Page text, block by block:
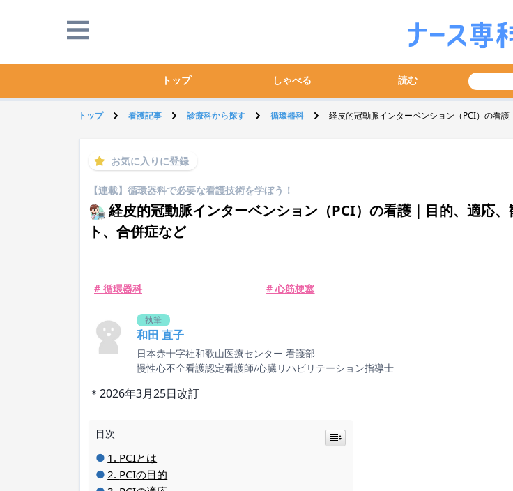
トップ しゃべる 読む
トップ 看護記事 診療科から探す 循環器科 経皮的冠動脈インターベンション（PCI）の看
お気に入りに登録
【連載】循環器科で必要な看護技術を学ぼう！
経皮的冠動脈インターベンション（PCI）の看護｜目的、適応、
ト、合併症など
# 循環器科 # 心筋梗塞
執筆
和田 直子
日本赤十字社和歌山医療センター 看護部
慢性心不全看護認定看護師/心臓リハビリテーション指導士
＊2026年3月25日改訂
目次
PCIとは
PCIの目的